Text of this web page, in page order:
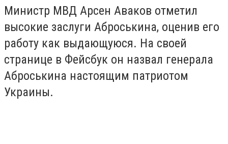
Министр МВД Арсен Аваков отметил
высокие заслуги Аброськина, оценив его
работу как выдающуюся. На своей
странице в Фейсбук он назвал генерала
Аброськина настоящим патриотом
Украины.